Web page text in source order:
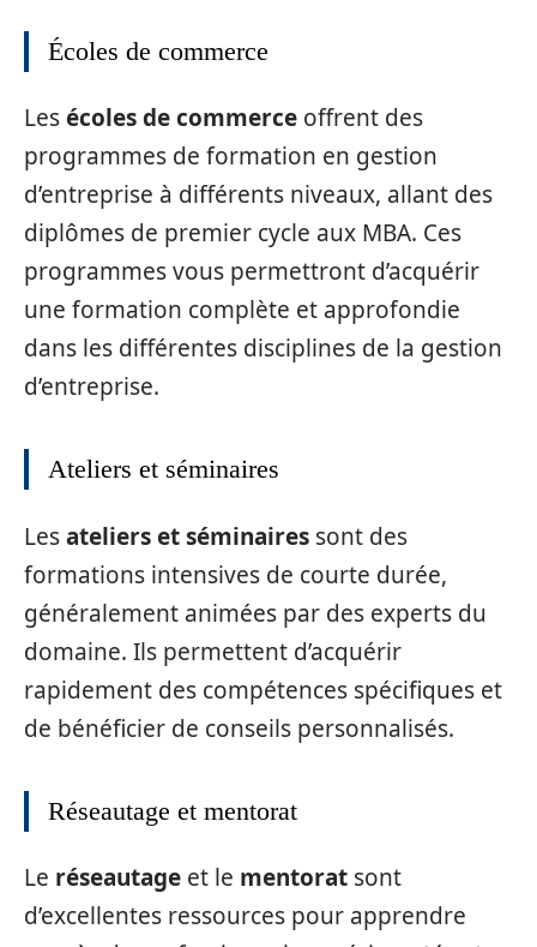
Écoles de commerce
Lesécoles de commerce offrent des
programmes de formation en gestion
d’entreprise à différents niveaux, allant des
diplômes de premier cycle aux MBA. Ces
programmes vous permettront d’acquérir
une formation complète et approfondie
dans les différentes disciplines de la gestion
d’entreprise.
Ateliers et séminaires
Lesateliers et séminaires sont des
formations intensives de courte durée,
généralement animées par des experts du
domaine. Ils permettent d’acquérir
rapidement des compétences spécifiques et
de bénéficier de conseils personnalisés.
Réseautage et mentorat
Le réseautage et le mentorat sont
d’excellentes ressources pour apprendre